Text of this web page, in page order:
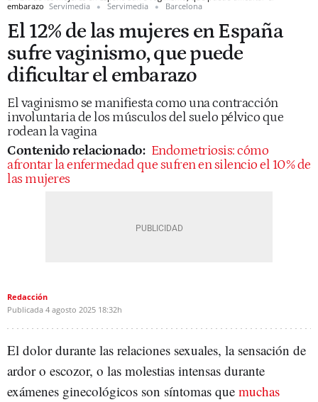
embarazo Servimedia Servimedia Barcelona
El 12% de las mujeres en España
sufre vaginismo, que puede
dificultar el embarazo
El vaginismo se manifiesta como una contracción
involuntaria de los músculos del suelo pélvico que
rodean la vagina
Contenido relacionado: Endometriosis: cómo
afrontar la enfermedad que sufren en silencio el 10% de
las mujeres
Redacción
Publicada 4 agosto 2025 18:32h
El dolor durante las relaciones sexuales, la sensación de
ardor o escozor, o las molestias intensas durante
exámenes ginecológicos son síntomas que muchas